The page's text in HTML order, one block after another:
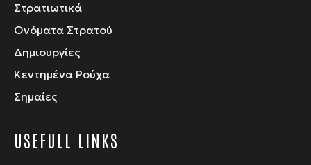
Στρατιωτικά
Ονόματα Στρατού
Δημιουργίες
Κεντημένα Ρούχα
Σημαίες
USEFULL LINKS